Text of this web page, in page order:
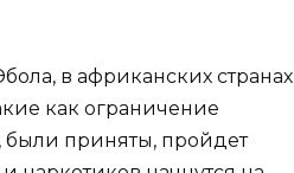
в африканских странах
как ограничение
приняты, пройдет